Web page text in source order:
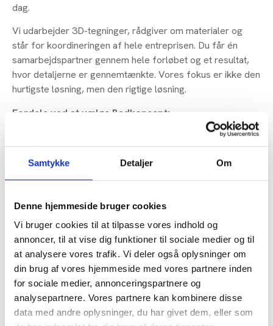
Samtykke Detaljer Om
Denne hjemmeside bruger cookies
Vi bruger cookies til at tilpasse vores indhold og
annoncer, til at vise dig funktioner til sociale medier og til
at analysere vores trafik. Vi deler også oplysninger om
din brug af vores hjemmeside med vores partnere inden
for sociale medier, annonceringspartnere og
analysepartnere. Vores partnere kan kombinere disse
data med andre oplysninger, du har givet dem, eller som
dag.
Vi udarbejder 3D-tegninger, rådgiver om materialer og
står for koordineringen af hele entreprisen. Du får én
samarbejdspartner gennem hele forløbet og et resultat,
hvor detaljerne er gennemtænkte. Vores fokus er ikke den
hurtigste løsning, men den rigtige løsning.
Fordele ved at vælge Badkoncept:
3D-tegning inkluderet
Eksklusive materialer og løsninger
Gratis badevogn under renovering
Indhent tilbud 60 14 64 64